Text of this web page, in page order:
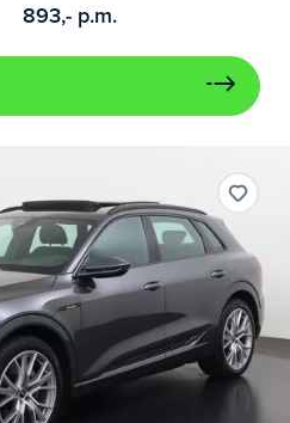
893,- p.m.